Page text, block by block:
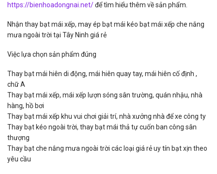
https://bienhoadongnai.net/để tìm hiểu thêm về sản phẩm.
Nhận thay bạt mái xếp, may ép bạt mái kéo bạt mái xếp che nắng
mưa ngoài trời tại Tây Ninh giá rẻ
Việc lựa chọn sản phẩm đúng
Thay bạt mái hiên di động, mái hiên quay tay, mái hiên cố định ,
chữ A
Thay bạt mái xếp, mái xếp lượn sóng sân trường, quán nhậu, nhà
hàng, hồ bơi
Thay bạt mái xếp khu vui chơi giải trí, nhà xưởng nhà để xe công ty
Thay bạt kéo ngoài trời, thay bạt mái thả tự cuốn ban công sân
thượng
Thay bạt che nắng mưa ngoài trời các loại giá rẻ uy tín bạt xịn theo
yêu cầu